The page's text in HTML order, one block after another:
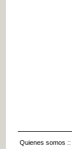
Quienes somos ::